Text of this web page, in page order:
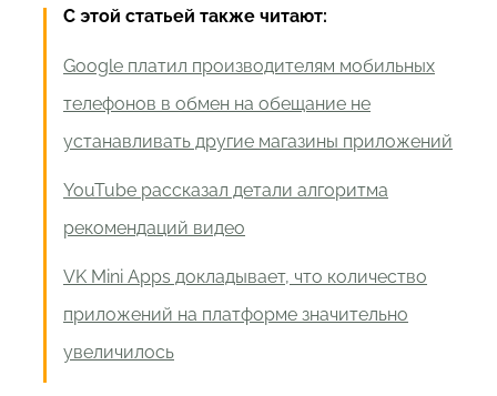
С этой статьей также читают:
Google платил производителям мобильных
телефонов в обмен на обещание не
устанавливать другие магазины приложений
YouTube рассказал детали алгоритма
рекомендаций видео
VK Mini Apps докладывает, что количество
приложений на платформе значительно
увеличилось